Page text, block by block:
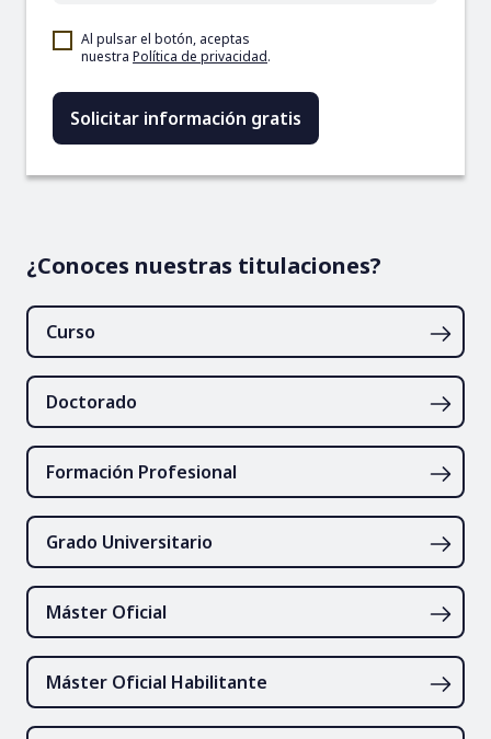
Al pulsar el botón, aceptas
nuestra Política de privacidad.
¿Conoces nuestras titulaciones?
Curso
Doctorado
Formación Profesional
Grado Universitario
Máster Oficial
Máster Oficial Habilitante